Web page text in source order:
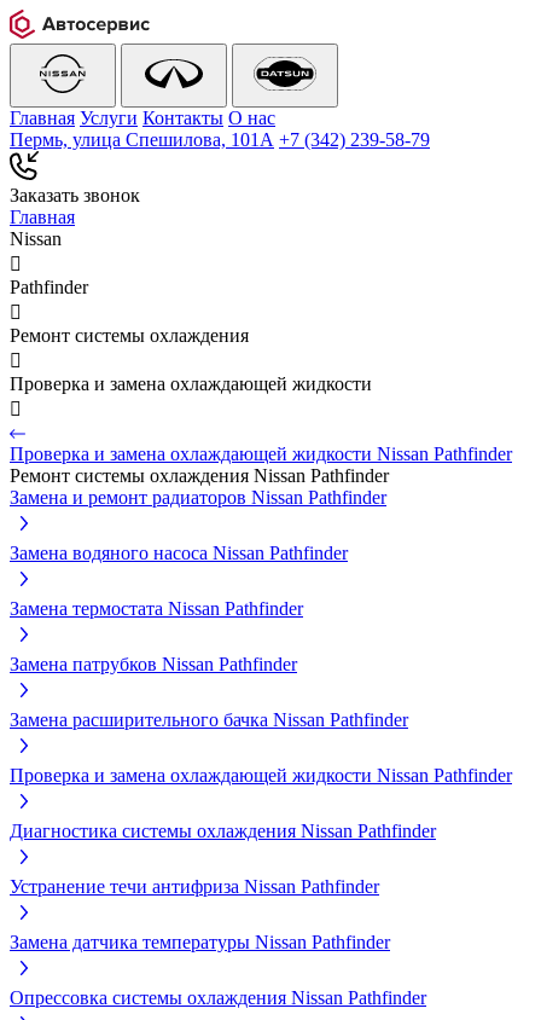
Главная Услуги Контакты О нас
Пермь, улица Спешилова, 101А +7 (342) 239‑58‑79
Заказать звонок
Главная
Nissan

Pathfinder

Ремонт системы охлаждения

Проверка и замена охлаждающей жидкости

Проверка и замена охлаждающей жидкости Nissan Pathfinder
Ремонт системы охлаждения Nissan Pathfinder
Замена и ремонт радиаторов Nissan Pathfinder
Замена водяного насоса Nissan Pathfinder
Замена термостата Nissan Pathfinder
Замена патрубков Nissan Pathfinder
Замена расширительного бачка Nissan Pathfinder
Проверка и замена охлаждающей жидкости Nissan Pathfinder
Диагностика системы охлаждения Nissan Pathfinder
Устранение течи антифриза Nissan Pathfinder
Замена датчика температуры Nissan Pathfinder
Опрессовка системы охлаждения Nissan Pathfinder